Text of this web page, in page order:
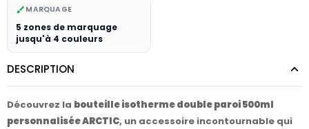
brush MARQUAGE
5 zones de marquage
jusqu'à 4 couleurs
DESCRIPTION
Découvrez la bouteille isotherme double paroi 500ml
personnalisée ARCTIC, un accessoire incontournable qui